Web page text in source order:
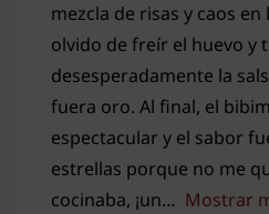
mezcla de risas y caos en
olvido de freír el huevo y
desesperadamente la
fuera oro. Al final, el
espectacular y el sabor
estrellas porque no me
cocinaba, ¡un
Mostrar